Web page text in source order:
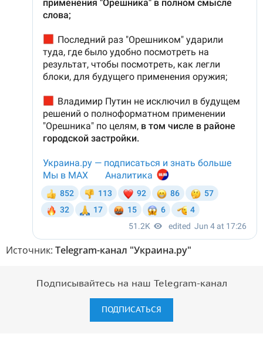
Источник: Telegram-канал "Украина.ру"
Подписывайтесь на наш Telegram-канал
ПОДПИСАТЬСЯ